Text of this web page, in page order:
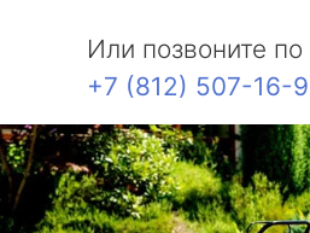
Или позвоните
+7 (812) 507-16-